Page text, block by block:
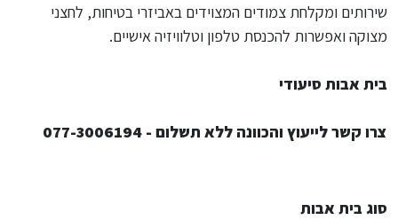
שירותים ומקלחת צמודים המצוידים באביזרי בטיחות, לחצני
מצוקה ואפשרות להכנסת טלפון וטלוויזיה אישיים.
בית אבות סיעודי
צרו קשר לייעוץ והכוונה ללא תשלום - 077-3006194
סוג בית אבות